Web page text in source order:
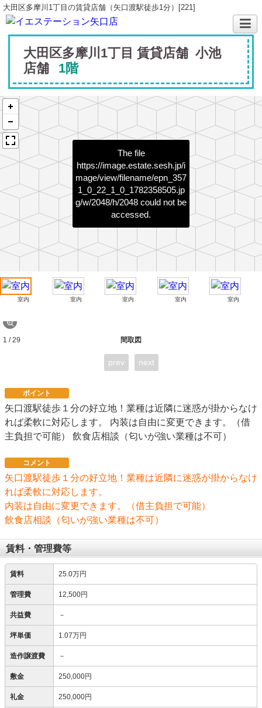
大田区多摩川1丁目の賃貸店舗（矢口渡駅徒歩1分）[221]
大田区多摩川1丁目 賃貸店舗 小池
店舗
1階
The file
https://image.estate.sesh.jp/i
mage/view/filename/epn_357
1_0_22_1_0_1782358505.jp
g/w/2048/h/2048 could not be
accessed.
室内 室内 室内 室内 室内
間取図
1 / 29
prev next
ポイント
矢口渡駅徒歩１分の好立地！業種は近隣に迷惑が掛からなけ
れば柔軟に対応します。 内装は自由に変更できます。（借
主負担で可能） 飲食店相談（匂いが強い業種は不可）
コメント
矢口渡駅徒歩１分の好立地！業種は近隣に迷惑が掛からなけ
れば柔軟に対応します。
内装は自由に変更できます。（借主負担で可能）
飲食店相談（匂いが強い業種は不可）
賃料・管理費等
賃料 25.0万円
管理費 12,500円
共益費 －
坪単価 1.07万円
造作譲渡費 －
敷金 250,000円
礼金 250,000円